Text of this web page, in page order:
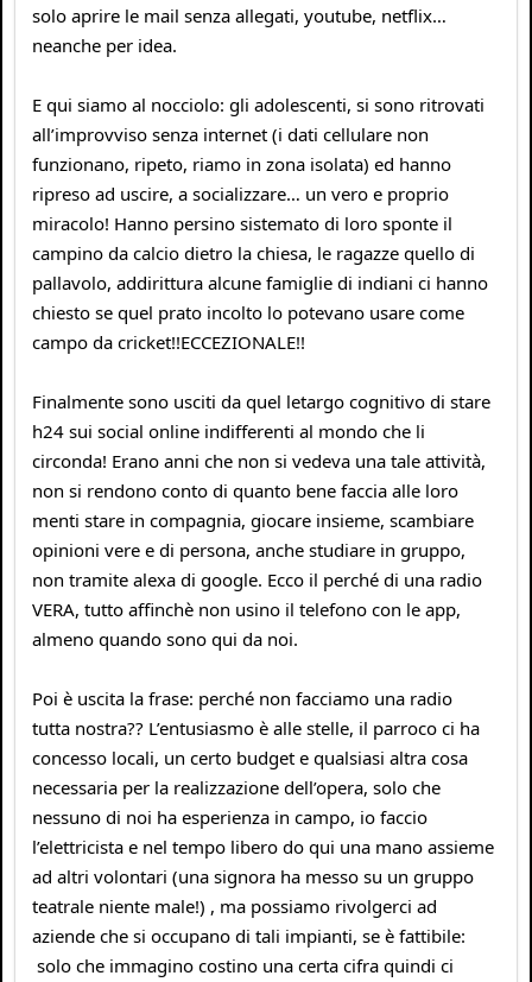
solo aprire le mail senza allegati, youtube, netflix…
neanche per idea.
E qui siamo al nocciolo: gli adolescenti, si sono ritrovati
all’improvviso senza internet (i dati cellulare non
funzionano, ripeto, riamo in zona isolata) ed hanno
ripreso ad uscire, a socializzare… un vero e proprio
miracolo! Hanno persino sistemato di loro sponte il
campino da calcio dietro la chiesa, le ragazze quello di
pallavolo, addirittura alcune famiglie di indiani ci hanno
chiesto se quel prato incolto lo potevano usare come
campo da cricket!!ECCEZIONALE!!
Finalmente sono usciti da quel letargo cognitivo di stare
h24 sui social online indifferenti al mondo che li
circonda! Erano anni che non si vedeva una tale attività,
non si rendono conto di quanto bene faccia alle loro
menti stare in compagnia, giocare insieme, scambiare
opinioni vere e di persona, anche studiare in gruppo,
non tramite alexa di google. Ecco il perché di una radio
VERA, tutto affinchè non usino il telefono con le app,
almeno quando sono qui da noi.
Poi è uscita la frase: perché non facciamo una radio
tutta nostra?? L’entusiasmo è alle stelle, il parroco ci ha
concesso locali, un certo budget e qualsiasi altra cosa
necessaria per la realizzazione dell’opera, solo che
nessuno di noi ha esperienza in campo, io faccio
l’elettricista e nel tempo libero do qui una mano assieme
ad altri volontari (una signora ha messo su un gruppo
teatrale niente male!) , ma possiamo rivolgerci ad
aziende che si occupano di tali impianti, se è fattibile:
solo che immagino costino una certa cifra quindi ci